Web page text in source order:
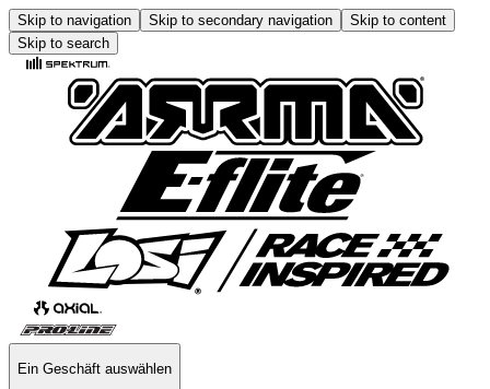
Skip to navigation Skip to secondary navigation
Skip to content
Skip to search
Ein Geschäft auswählen